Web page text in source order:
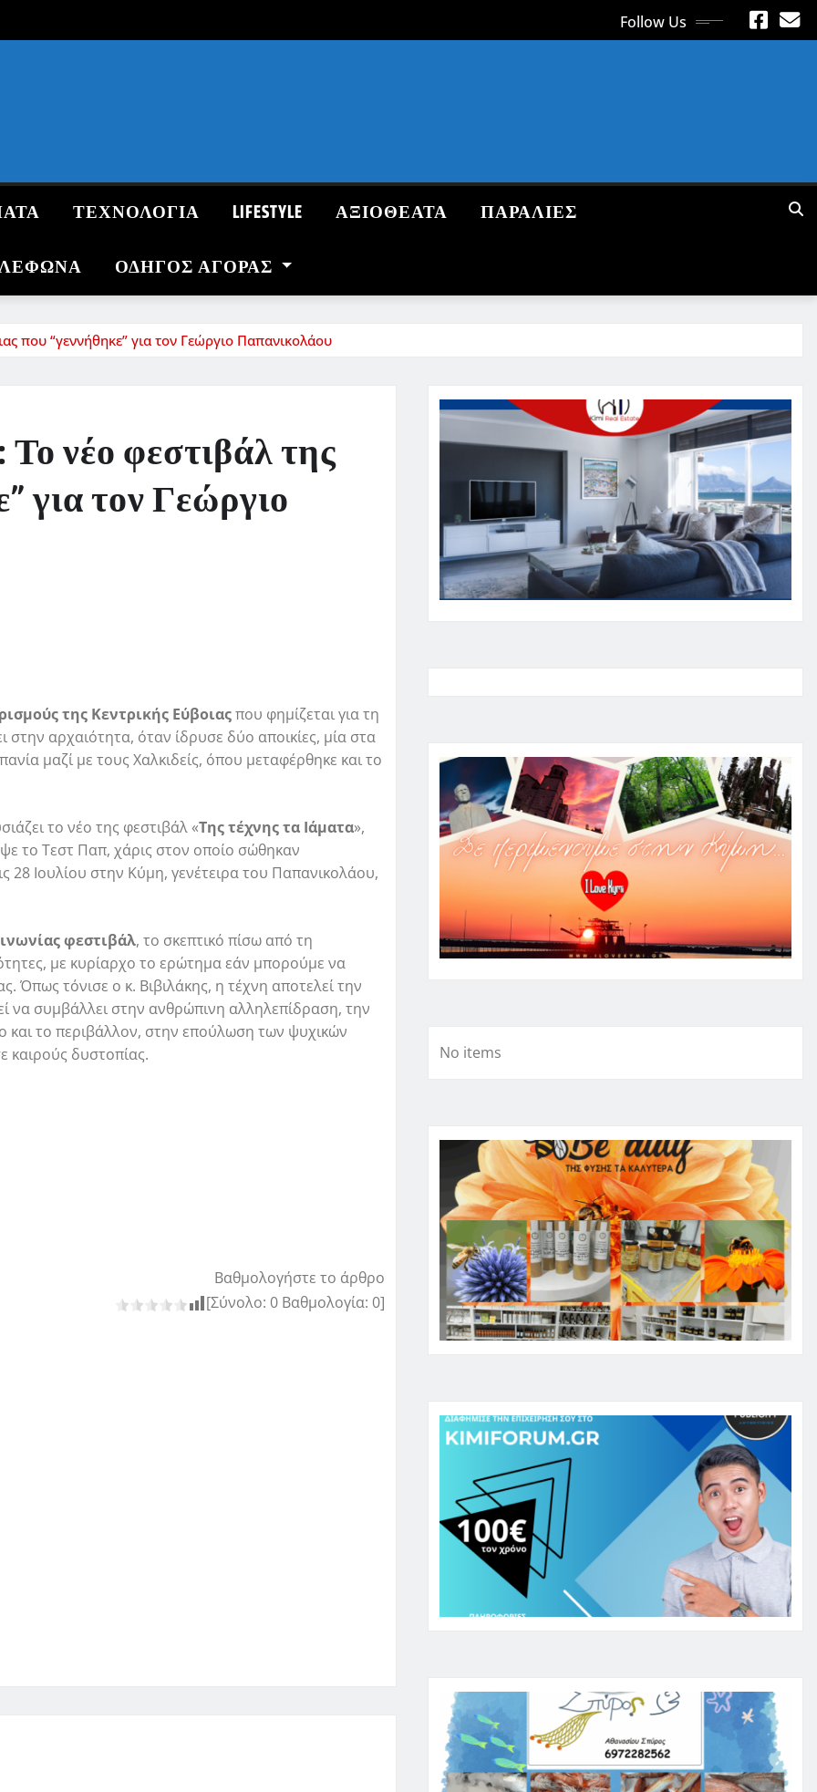
Follow Us
ΤΕΧΝΟΛΟΓΙΑ LIFESTYLE ΑΞΙΟΘΕΑΤΑ ΠΑΡΑΛΙΕΣ
ΟΔΗΓΌΣ ΑΓΟΡΆΣ
που “γεννήθηκε” για τον Γεώργιο Παπανικολάου
νέο φεστιβάλ της
για τον Γεώργιο
της Κεντρικής Εύβοιαςπου φημίζεται για τη
στην αρχαιότητα, όταν ίδρυσε δύο αποικίες, μία στα
μαζί με τους Χαλκιδείς, όπου μεταφέρθηκε και το
το νέο της φεστιβάλ «Της τέχνης τα Ιάματα»,
το Τεστ Παπ, χάρις στον οποίο σώθηκαν
28 Ιουλίου στην Κύμη, γενέτειρα του Παπανικολάου,
φεστιβάλ, το σκεπτικό πίσω από τη
με κυρίαρχο το ερώτημα εάν μπορούμε να
Όπως τόνισε ο κ. Βιβιλάκης, η τέχνη αποτελεί την
να συμβάλλει στην ανθρώπινη αλληλεπίδραση, την
το περιβάλλον, στην επούλωση των ψυχικών
καιρούς δυστοπίας.
Βαθμολογήστε το άρθρο
[Σύνολο: 0 Βαθμολογία: 0]
No items